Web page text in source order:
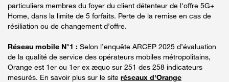
particuliers membres du foyer du client détenteur de l'offre 5G+
Home, dans la limite de 5 forfaits. Perte de la remise en cas de
résiliation ou de changement d’offre.
Réseau mobile N°1 : Selon l’enquête ARCEP 2025 d’évaluation
de la qualité de service des opérateurs mobiles métropolitains,
Orange est 1er ou 1er ex æquo sur 251 des 258 indicateurs
mesurés. En savoir plus sur le site réseaux d'Orange